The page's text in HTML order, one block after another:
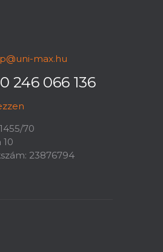
@uni-max.hu
246 066 136
70
10
23876794